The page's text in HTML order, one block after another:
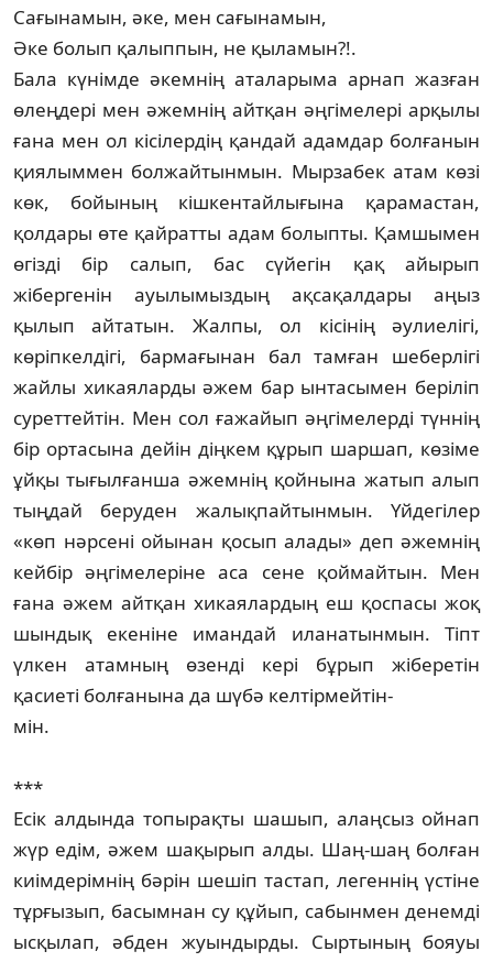
Сағынамын, әке, мен сағынамын,
Әке болып қалыппын, не қыламын?!.
Бала күнімде әкемнің аталарыма арнап жаз­ған
өлеңдері мен әжемнің айтқан әңгіме­лері арқылы
ғана мен ол кісілердің қандай адамдар болғанын
қиялыммен болжайтын­мын­. Мырзабек атам көзі
көк, бойының кішкентай­лы­ғына қарамастан,
қолдары өте қайр­ат­ты адам болыпты. Қамшымен
өгізді бір салып, бас сүйегін қақ айырып
жібергенін ауылымыз­дың ақсақалдары аңыз
қылып айтатын. Жалпы, ол кісінің әулиелігі,
көріпкелдігі, барма­ғы­нан бал тамған шеберлігі
жайлы хикаяларды әжем бар ынтасымен беріліп
суреттей­тін. Мен сол ғажайып әңгіме­лерді түннің
бір ортасына дейін діңкем құрып шаршап, көзіме
ұйқы тығыл­ғанша әжемнің қой­нына жатып алып
тыңдай беруден жалық­пай­тынмын. Үйдегілер
«көп нәрсені ойынан қосып алады» деп әжем­нің
кейбір әңгіме­леріне аса сене қоймай­тын. Мен
ғана әжем айтқан хикая­лар­дың еш қос­пасы жоқ
шын­дық екеніне имандай иланатын­мын. Тіпт
үлкен атамның өзенді кері бұрып жіберетін
қасиеті бол­ғанына да шүбә келтірмейтін-
мін.
***
Есік алдында топырақты шашып, алаңсыз ойнап
жүр едім, әжем шақырып алды. Шаң-шаң болған
киімдерімнің бәрін шешіп тастап, легеннің үстіне
тұрғызып, басымнан су құйып, сабынмен денемді
ысқылап, әбден жуындырды. Сыртының боя­уы